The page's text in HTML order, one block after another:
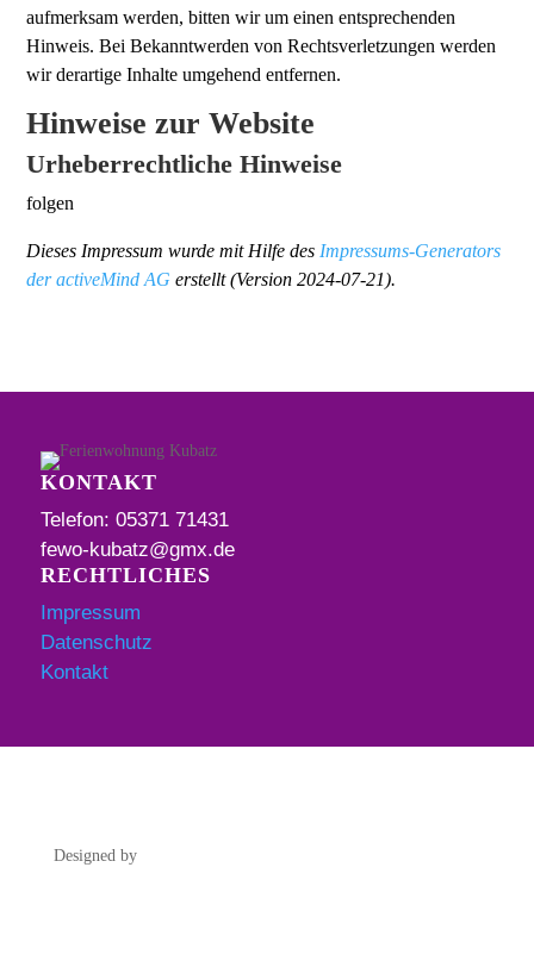
aufmerksam werden, bitten wir um einen entsprechenden
Hinweis. Bei Bekanntwerden von Rechtsverletzungen werden
wir derartige Inhalte umgehend entfernen.
Hinweise zur Website
Urheberrechtliche Hinweise
folgen
Dieses Impressum wurde mit Hilfe des Impressums-Generators
der activeMind AG erstellt (Version 2024-07-21).
KONTAKT
Telefon: 05371 71431
fewo-kubatz@gmx.de
RECHTLICHES
Impressum
Datenschutz
Kontakt
Designed by